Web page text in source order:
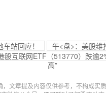
站回应！
午<盘>：美股维
互联网ETF（513770）跌逾
高”
文章提及内容仅供参考，不构成实